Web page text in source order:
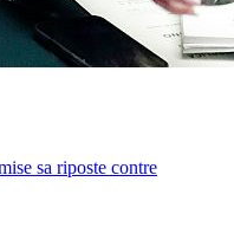
sa riposte contre